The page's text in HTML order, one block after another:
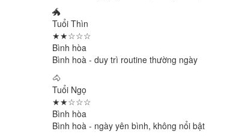
🐲
Tuổi Thìn
★★☆☆☆
Bình hòa
Bình hoà - duy trì routine thường ngày
🐴
Tuổi Ngọ
★★☆☆☆
Bình hòa
Bình hoà - ngày yên bình, không nổi bật